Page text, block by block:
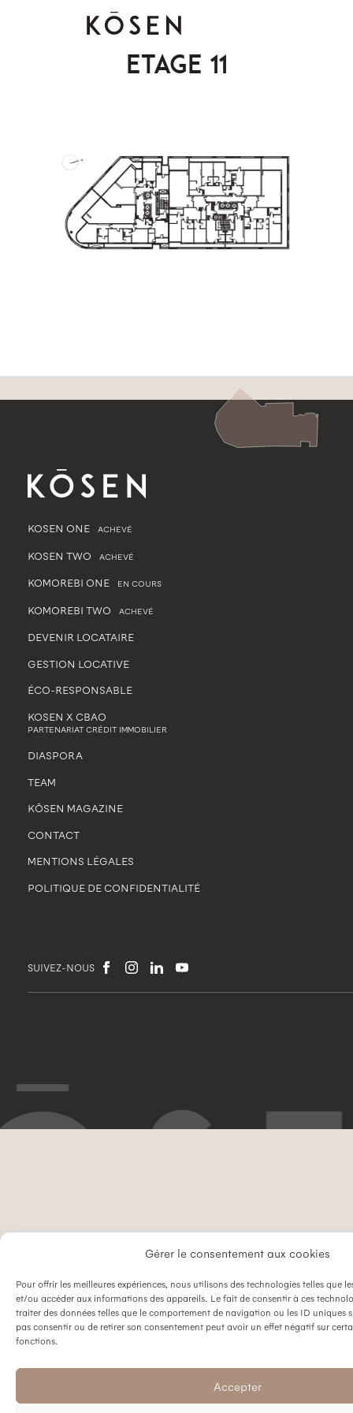
Gérer le consentement aux cookies
Pour offrir les meilleures expériences, nous utilisons des technologies telles que
et/ou accéder aux informations des appareils. Le fait de consentir à ces
traiter des données telles que le comportement de navigation ou les ID uniques
pas consentir ou de retirer son consentement peut avoir un effet négatif sur
fonctions.
Accepter
Etage 11
KOSEN ONE ACHEVÉ
KOSEN TWO ACHEVÉ
KOMOREBI ONE EN COURS
KOMOREBI TWO ACHEVÉ
DEVENIR LOCATAIRE
GESTION LOCATIVE
ÉCO-RESPONSABLE
KOSEN X CBAO
PARTENARIAT CRÉDIT IMMOBILIER
DIASPORA
TEAM
KŌSEN MAGAZINE
CONTACT
MENTIONS LÉGALES
POLITIQUE DE CONFIDENTIALITÉ
SUIVEZ-NOUS